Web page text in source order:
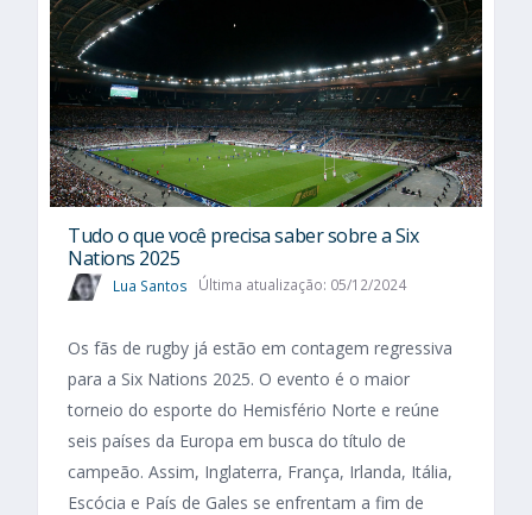
Tudo o que você precisa saber sobre a Six
Nations 2025​
Lua Santos Última atualização: 05/12/2024
Os fãs de rugby já estão em contagem regressiva
para a Six Nations 2025. O evento é o maior
torneio do esporte do Hemisfério Norte e reúne
seis países da Europa em busca do título de
campeão. Assim, Inglaterra, França, Irlanda, Itália,
Escócia e País de Gales se enfrentam a fim de